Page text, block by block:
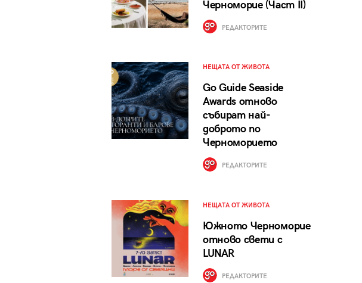
Черноморие (Част II)
РЕДАКТОРИТЕ
НЕЩАТА ОТ ЖИВОТА
Go Guide Seaside
Awards отново
събират най-
доброто по
Черноморието
РЕДАКТОРИТЕ
НЕЩАТА ОТ ЖИВОТА
Южното Черноморие
отново свети с
LUNAR
РЕДАКТОРИТЕ